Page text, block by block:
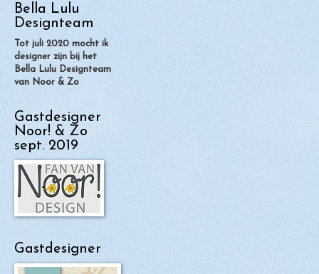
Bella Lulu
Designteam
Tot juli 2020 mocht ik
designer zijn bij het
Bella Lulu Designteam
van Noor & Zo
Gastdesigner
Noor! & Zo
sept. 2019
Gastdesigner